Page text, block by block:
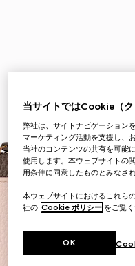
当サイトではCookie（
弊社は、サイトナビゲーション
マーケティング活動を支援し、
当社のコンテンツの共有を可
使用します。本ウェブサイトの
用条件に同意したものとみなされ
本ウェブサイトにおけるこれら
社の Cookie ポリシー をご覧く
OK